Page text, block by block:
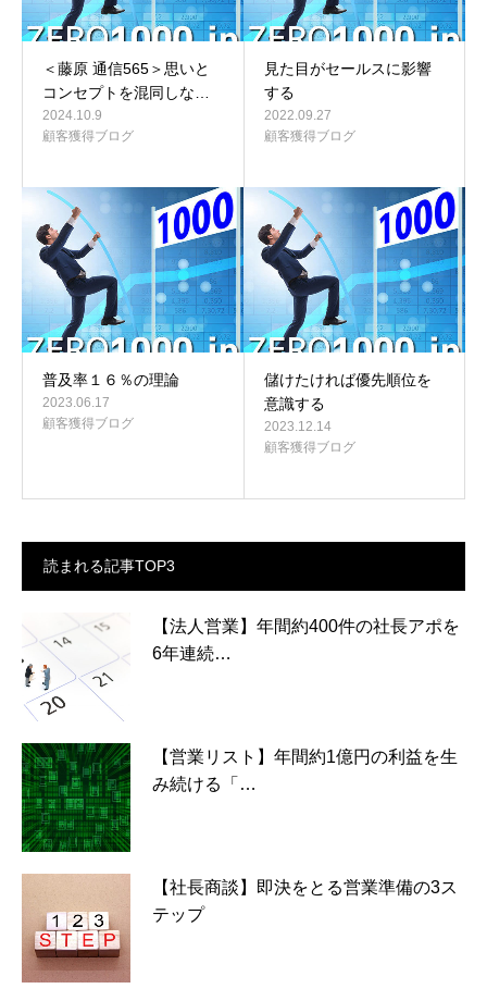
＜藤原 通信565＞思いと
コンセプトを混同しな…
2024.10.9
顧客獲得ブログ
見た目がセールスに影響
する
2022.09.27
顧客獲得ブログ
普及率１６％の理論
2023.06.17
顧客獲得ブログ
儲けたければ優先順位を
意識する
2023.12.14
顧客獲得ブログ
読まれる記事TOP3
【法人営業】年間約400件の社長アポを
6年連続…
【営業リスト】年間約1億円の利益を生
み続ける「…
【社長商談】即決をとる営業準備の3ス
テップ